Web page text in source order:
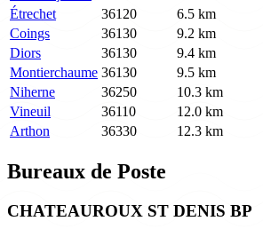
Étrechet
36120
6.5 km
Coings
36130
9.2 km
Diors
36130
9.4 km
Montierchaume 36130
9.5 km
Niherne
36250
10.3 km
Vineuil
36110
12.0 km
Arthon
36330 12.3 km
Bureaux de Poste
CHATEAUROUX ST DENIS BP